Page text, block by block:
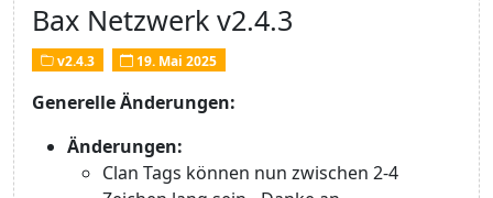
Bax Netzwerk v2.4.3
v2.4.3 19. Mai 2025
Generelle Änderungen:
Änderungen:
Clan Tags können nun zwischen 2-4